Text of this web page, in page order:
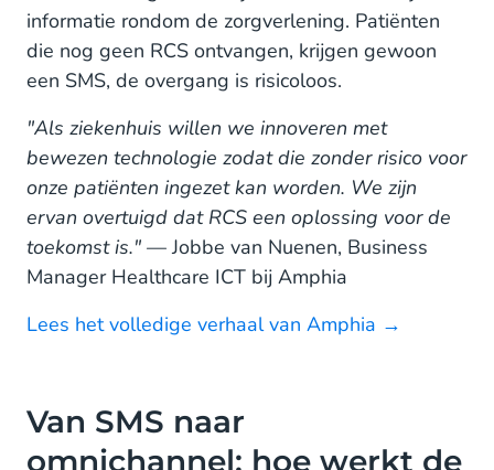
informatie rondom de zorgverlening. Patiënten
die nog geen RCS ontvangen, krijgen gewoon
een SMS, de overgang is risicoloos.
"Als ziekenhuis willen we innoveren met
bewezen technologie zodat die zonder risico voor
onze patiënten ingezet kan worden. We zijn
ervan overtuigd dat RCS een oplossing voor de
toekomst is." — Jobbe van Nuenen, Business
Manager Healthcare ICT bij Amphia
Lees het volledige verhaal van Amphia →
Van SMS naar
omnichannel: hoe werkt de